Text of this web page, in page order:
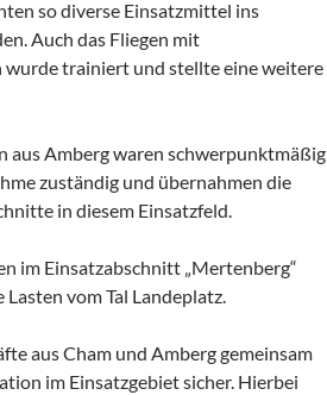
so diverse Einsatzmittel ins
Auch das Fliegen mit
wurde trainiert und stellte eine weitere
aus Amberg waren schwerpunktmäßig
zuständig und übernahmen die
in diesem Einsatzfeld.
im Einsatzabschnitt „Mertenberg“
vom Tal Landeplatz.
aus Cham und Amberg gemeinsam
im Einsatzgebiet sicher. Hierbei